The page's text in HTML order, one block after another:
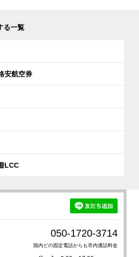
パスポート含む）事前にWEBチェ
に一度カウンターにて書類の提示と
ーに行き、印刷した（搭乗
物をお預けください。
ートと印刷したEチケットをカウン
card）をお受け取りくださ
一人様20ユーロの手数料をお支払い
きます。受託手荷物がある方はカウ
る一覧
安航空券
LCC
050-1720-3714
国内どの固定電話からも市内通話料金